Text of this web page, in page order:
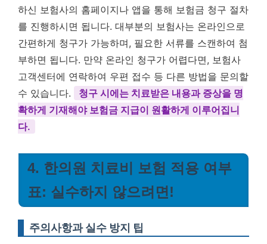
하신 보험사의 홈페이지나 앱을 통해 보험금 청구 절차
를 진행하시면 됩니다. 대부분의 보험사는 온라인으로
간편하게 청구가 가능하며, 필요한 서류를 스캔하여 첨
부하면 됩니다. 만약 온라인 청구가 어렵다면, 보험사
고객센터에 연락하여 우편 접수 등 다른 방법을 문의할
수 있습니다.
청구 시에는 치료받은 내용과 증상을 명
확하게 기재해야 보험금 지급이 원활하게 이루어집니
다.
4. 한의원 치료비 보험 적용 여부
표: 실수하지 않으려면!
주의사항과 실수 방지 팁